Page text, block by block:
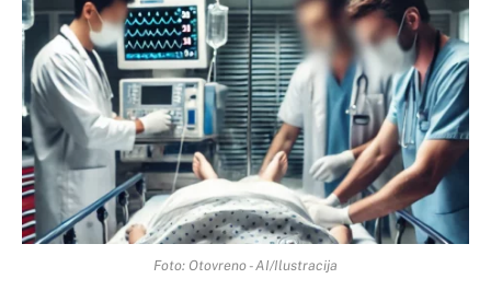
Foto: Otovreno - AI/Ilustracija